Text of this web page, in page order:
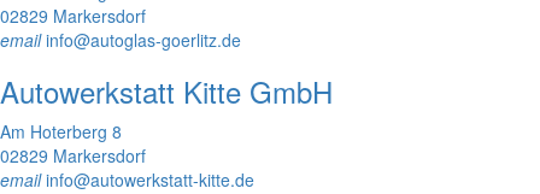
02829 Markersdorf
emailinfo@autoglas-goerlitz.de
Autowerkstatt Kitte GmbH
Am Hoterberg 8
02829 Markersdorf
emailinfo@autowerkstatt-kitte.de